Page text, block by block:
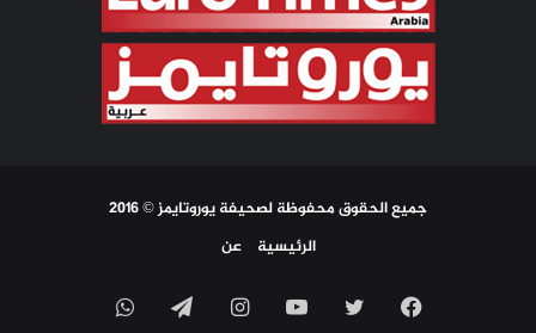
جميع الحقوق محفوظة لصحيفة يوروتايمز © 2016
الرئيسية
عن
فيسبوك تويتر يوتيوبانستقرامتيلقرامواتساب